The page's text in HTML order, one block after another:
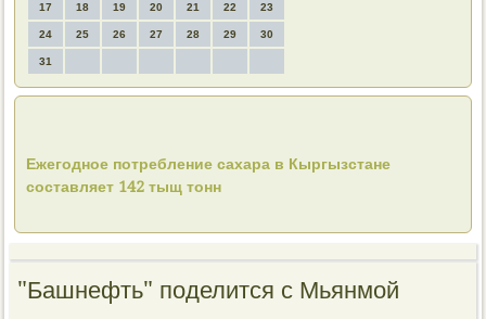
17 18 19 20 21 22 23
24 25 26 27 28 29 30
31
Ежегодное потребление сахара в Кыргызстане
составляет 142 тыщ тонн
"Башнефть" поделится с Мьянмой